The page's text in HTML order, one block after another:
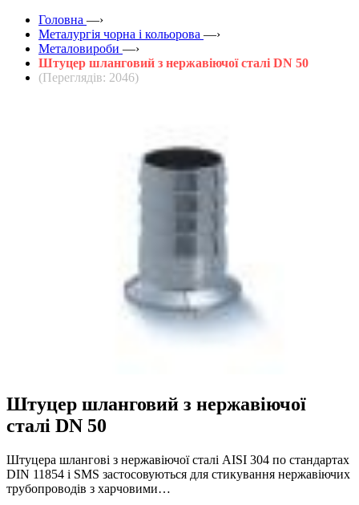
Головна —›
Металургія чорна і кольорова —›
Металовироби —›
Штуцер шланговий з нержавіючої сталі DN 50
(Переглядів: 2046)
Штуцер шланговий з нержавіючої
сталі DN 50
Штуцера шлангові з нержавіючої сталі AISI 304 по стандартах
DIN 11854 і SMS застосовуються для стикування нержавіючих
трубопроводів з харчовими…